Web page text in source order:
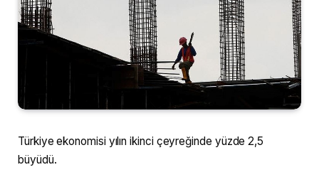
Türkiye ekonomisi yılın ikinci çeyreğinde yüzde 2,5
büyüdü.